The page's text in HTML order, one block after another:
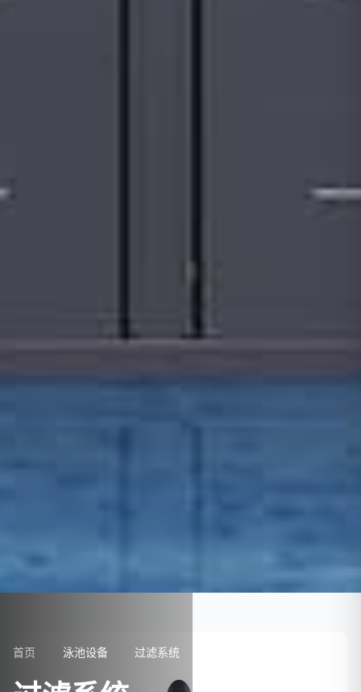
首页 泳池设备 过滤系统